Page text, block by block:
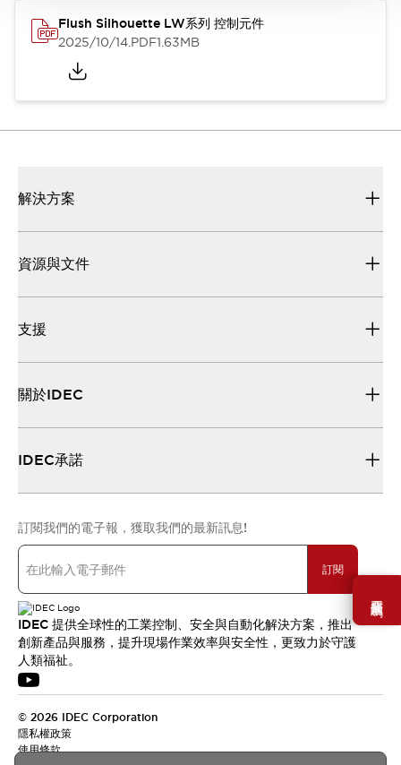
需要幫助嗎？
Flush Silhouette LW系列 控制元件
2025/10/14.PDF1.63MB
解決方案
資源與文件
支援
關於IDEC
IDEC承諾
訂閱我們的電子報，獲取我們的最新訊息!
訂閱
IDEC 提供全球性的工業控制、安全與自動化解決方案，推出
創新產品與服務，提升現場作業效率與安全性，更致力於守護
人類福祉。
© 2026 IDEC Corporation
隱私權政策
使用條款